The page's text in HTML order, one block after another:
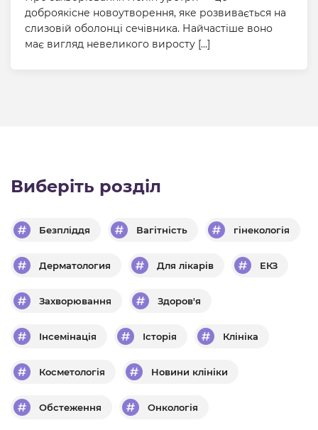
доброякісне новоутворення, яке розвивається на
слизовій оболонці сечівника. Найчастіше воно
має вигляд невеликого виросту […]
Виберіть розділ
Безпліддя Вагітність гінекологія
Дерматология Для лікарів ЕКЗ
Захворювання Здоров'я
Інсемінація Історія Клініка
Косметологія Новини клініки
Обстеження Онкологія